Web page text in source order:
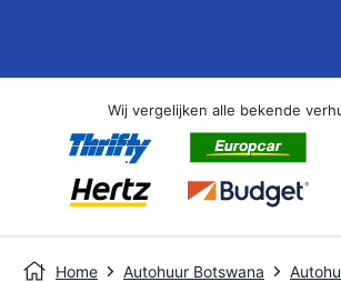
Wij vergelijken alle bekende
Home Autohuur Botswana